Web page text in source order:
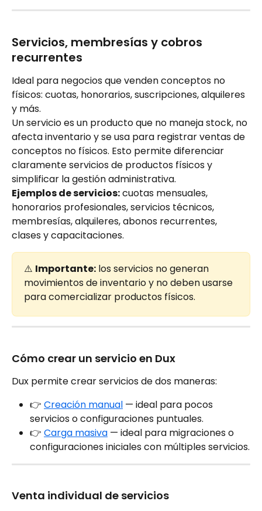
Servicios, membresías y cobros
recurrentes
Ideal para negocios que venden conceptos no
físicos: cuotas, honorarios, suscripciones, alquileres
y más.
Un servicio es un producto que no maneja stock, no
afecta inventario y se usa para registrar ventas de
conceptos no físicos. Esto permite diferenciar
claramente servicios de productos físicos y
simplificar la gestión administrativa.
Ejemplos de servicios: cuotas mensuales,
honorarios profesionales, servicios técnicos,
membresías, alquileres, abonos recurrentes,
clases y capacitaciones.
⚠️ Importante: los servicios no generan
movimientos de inventario y no deben usarse
para comercializar productos físicos.
Cómo crear un servicio en Dux
Dux permite crear servicios de dos maneras:
👉 Creación manual — ideal para pocos
servicios o configuraciones puntuales.
👉 Carga masiva — ideal para migraciones o
configuraciones iniciales con múltiples servicios.
Venta individual de servicios